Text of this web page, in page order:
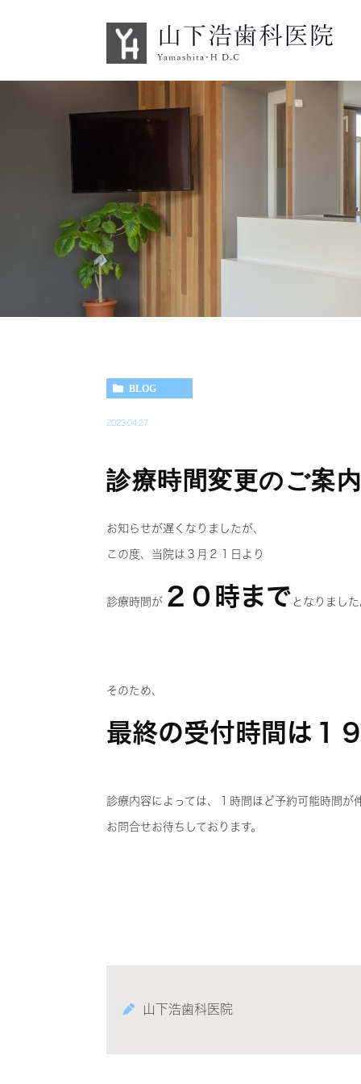
BLOG
2023.04.27
診療時間変更のご案内
お知らせが遅くなりましたが、
この度、当院は３月２１日より
診療時間が ２０時まで となりまし
そのため、
最終の受付時間は１
診療内容によっては、１時間ほど予約可能時間が
お問合せお待ちしております。
山下浩歯科医院